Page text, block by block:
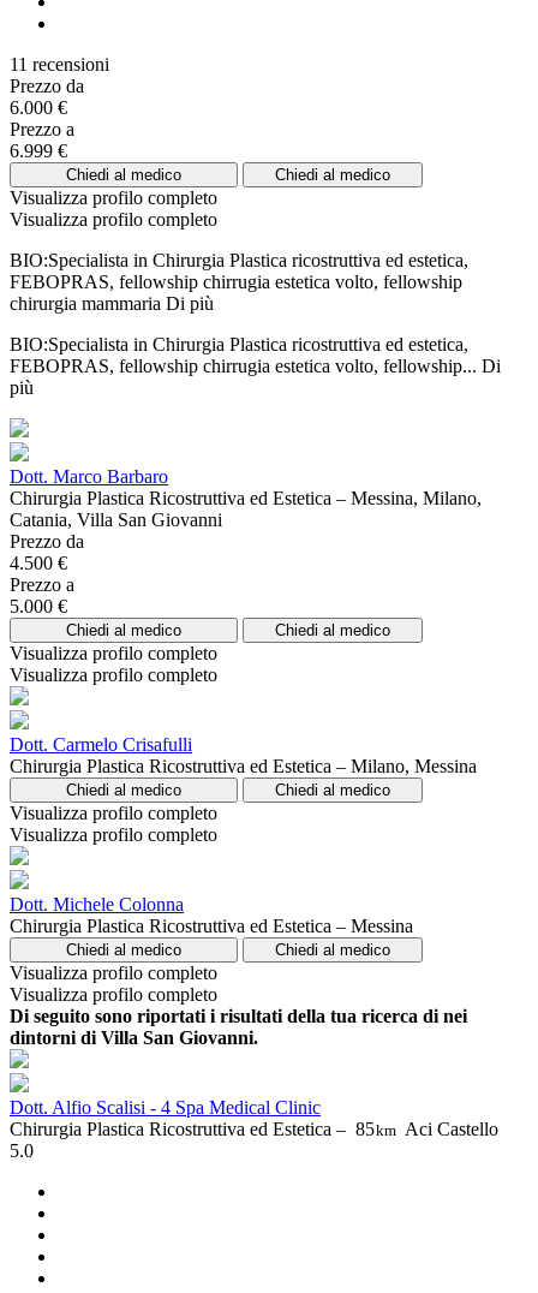
11 recensioni
Prezzo da
6.000 €
Prezzo a
6.999 €
Chiedi al medico Chiedi al medico
Visualizza profilo completo
Visualizza profilo completo
BIO:Specialista in Chirurgia Plastica ricostruttiva ed estetica,
FEBOPRAS, fellowship chirrugia estetica volto, fellowship
chirurgia mammaria Di più
BIO:Specialista in Chirurgia Plastica ricostruttiva ed estetica,
FEBOPRAS, fellowship chirrugia estetica volto, fellowship... Di
più
Dott. Marco Barbaro
Chirurgia Plastica Ricostruttiva ed Estetica – Messina, Milano,
Catania, Villa San Giovanni
Prezzo da
4.500 €
Prezzo a
5.000 €
Chiedi al medico Chiedi al medico
Visualizza profilo completo
Visualizza profilo completo
Dott. Carmelo Crisafulli
Chirurgia Plastica Ricostruttiva ed Estetica – Milano, Messina
Chiedi al medico Chiedi al medico
Visualizza profilo completo
Visualizza profilo completo
Dott. Michele Colonna
Chirurgia Plastica Ricostruttiva ed Estetica – Messina
Chiedi al medico Chiedi al medico
Visualizza profilo completo
Visualizza profilo completo
Di seguito sono riportati i risultati della tua ricerca di nei
dintorni di Villa San Giovanni.
Dott. Alfio Scalisi - 4 Spa Medical Clinic
Chirurgia Plastica Ricostruttiva ed Estetica – 85km Aci Castello
5.0